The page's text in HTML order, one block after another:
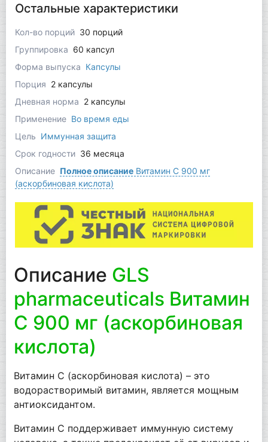
Остальные характеристики
Кол-во порций 30 порций
Группировка 60 капсул
Форма выпуска Капсулы
Порция 2 капсулы
Дневная норма 2 капсулы
Применение Во время еды
Цель Иммунная защита
Срок годности 36 месяца
Описание Полное описаниеВитамин С 900 мг
(аскорбиновая кислота)
Описание GLS
pharmaceuticals Витамин
С 900 мг (аскорбиновая
кислота)
Витамин С (аскорбиновая кислота) – это
водорастворимый витамин, является мощным
антиоксидантом.
Витамин С поддерживает иммунную систему